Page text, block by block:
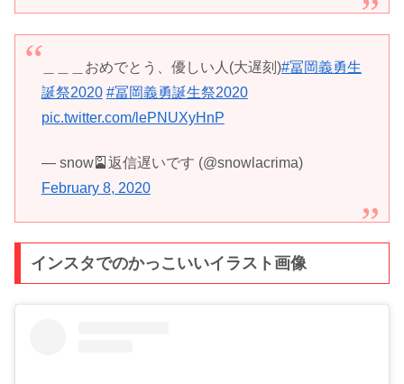
＿＿＿おめでとう、優しい人(大遅刻)#冨岡義勇生
誕祭2020 #冨岡義勇誕生祭2020
pic.twitter.com/lePNUXyHnP
— snow🎴返信遅いです (@snowlacrima)
February 8, 2020
インスタでのかっこいいイラスト画像